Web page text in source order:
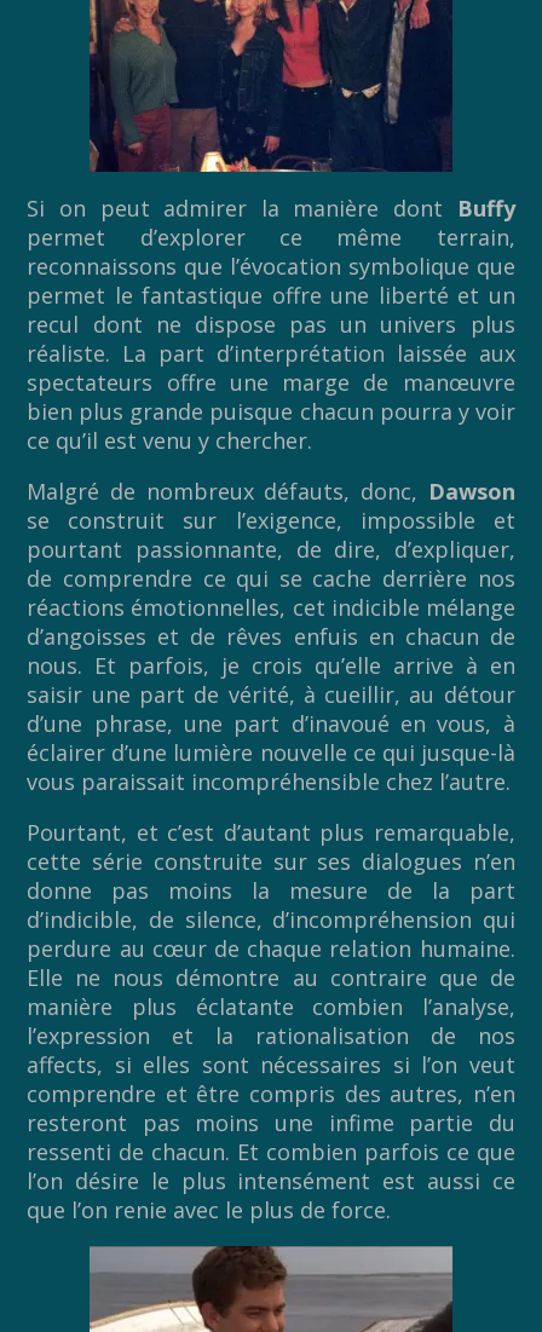
Si on peut admirer la manière dont
Buffy
permet d’explorer ce même terrain,
reconnaissons que l’évocation symbolique que
permet le fantastique offre une liberté et un
recul dont ne dispose pas un univers plus
réaliste. La part d’interprétation laissée aux
spectateurs offre une marge de manœuvre
bien plus grande puisque chacun pourra y voir
ce qu’il est venu y chercher.
Malgré de nombreux défauts, donc, Dawson
se construit sur l’exigence, impossible et
pourtant passionnante, de dire, d’expliquer,
de comprendre ce qui se cache derrière nos
réactions émotionnelles, cet indicible mélange
d’angoisses et de rêves enfuis en chacun de
nous. Et parfois, je crois qu’elle arrive à en
saisir une part de vérité, à cueillir, au détour
d’une phrase, une part d’inavoué en vous, à
éclairer d’une lumière nouvelle ce qui jusque-là
vous paraissait incompréhensible chez l’autre.
Pourtant, et c’est d’autant plus remarquable,
cette série construite sur ses dialogues n’en
donne pas moins la mesure de la part
d’indicible, de silence, d’incompréhension qui
perdure au cœur de chaque relation humaine.
Elle ne nous démontre au contraire que de
manière plus éclatante combien l’analyse,
l’expression et la rationalisation de nos
affects, si elles sont nécessaires si l’on veut
comprendre et être compris des autres, n’en
resteront pas moins une infime partie du
ressenti de chacun. Et combien parfois ce que
l’on désire le plus intensément est aussi ce
que l’on renie avec le plus de force.